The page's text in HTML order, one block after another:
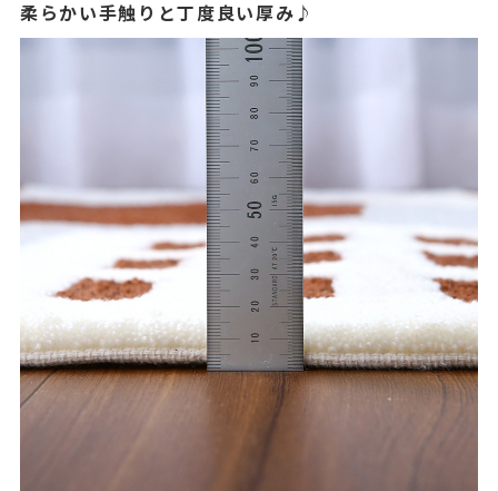
柔らかい手触りと丁度良い厚み♪